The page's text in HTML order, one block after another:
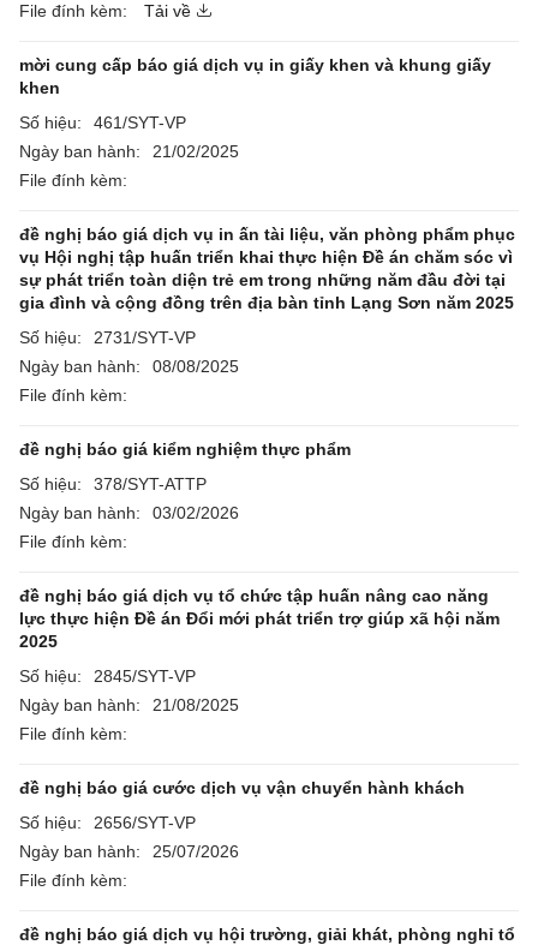
File đính kèm:
Tải về
mời cung cấp báo giá dịch vụ in giấy khen và khung giấy
khen
Số hiệu:
461/SYT-VP
Ngày ban hành:
21/02/2025
File đính kèm:
đề nghị báo giá dịch vụ in ấn tài liệu, văn phòng phẩm phục
vụ Hội nghị tập huấn triển khai thực hiện Đề án chăm sóc vì
sự phát triển toàn diện trẻ em trong những năm đầu đời tại
gia đình và cộng đồng trên địa bàn tỉnh Lạng Sơn năm 2025
Số hiệu:
2731/SYT-VP
Ngày ban hành:
08/08/2025
File đính kèm:
đề nghị báo giá kiểm nghiệm thực phẩm
Số hiệu:
378/SYT-ATTP
Ngày ban hành:
03/02/2026
File đính kèm:
đề nghị báo giá dịch vụ tổ chức tập huấn nâng cao năng
lực thực hiện Đề án Đổi mới phát triển trợ giúp xã hội năm
2025
Số hiệu:
2845/SYT-VP
Ngày ban hành:
21/08/2025
File đính kèm:
đề nghị báo giá cước dịch vụ vận chuyển hành khách
Số hiệu:
2656/SYT-VP
Ngày ban hành:
25/07/2026
File đính kèm:
đề nghị báo giá dịch vụ hội trường, giải khát, phòng nghỉ tổ